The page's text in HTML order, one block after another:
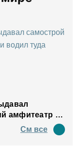
амфитеатр и
См все